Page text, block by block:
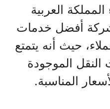
العربية
أفضل خدمات
حيث أنه يتمتع
الموجودة
المناسبة.